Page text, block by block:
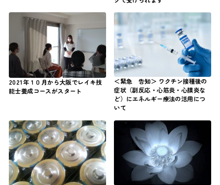
2021年１０月から大阪でレイキ技
能士養成コースがスタート
＜緊急 告知＞ ワクチン接種後の
症状（副反応・心筋炎・心膜炎な
ど）にエネルギー療法の活用につ
いて